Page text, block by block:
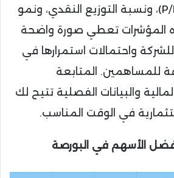
السعر إلى الأرباح (P/E)، ونسبة التوزيع النقدي، ونمو
المؤشرات تعطي صورة واضحة
واحتمالات استمرارها في
للمساهمين. المتابعة
والبيانات الفصلية تتيح لك
في الوقت المناسب.
الأسهم في البورصة